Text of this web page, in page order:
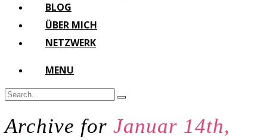
BLOG
ÜBER MICH
NETZWERK
MENU
Archive for Januar 14th,